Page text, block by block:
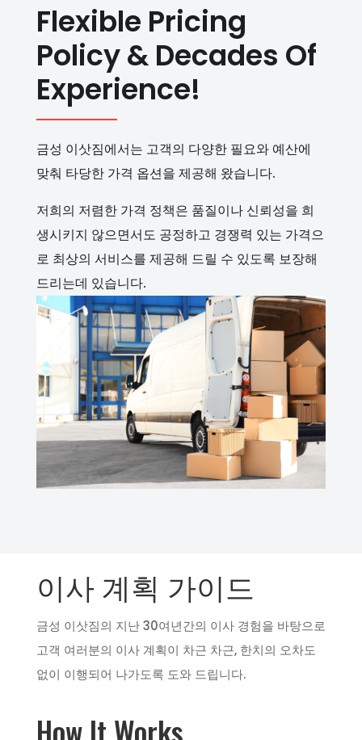
Flexible Pricing
Policy & Decades Of
Experience!
금성 이삿짐에서는 고객의 다양한 필요와 예산에
맞춰 타당한 가격 옵션을 제공해 왔습니다.
저희의 저렴한 가격 정책은 품질이나 신뢰성을 희
생시키지 않으면서도 공정하고 경쟁력 있는 가격으
로 최상의 서비스를 제공해 드릴 수 있도록 보장해
드리는데 있습니다.
이사 계획 가이드
금성 이삿짐의 지난 30여년간의 이사 경험을 바탕으로
고객 여러분의 이사 계획이 차근 차근, 한치의 오차도
없이 이행되어 나가도록 도와 드립니다.
How It Works